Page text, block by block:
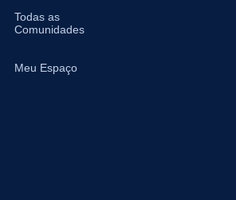
Todas as
Comunidades
Meu Espaço